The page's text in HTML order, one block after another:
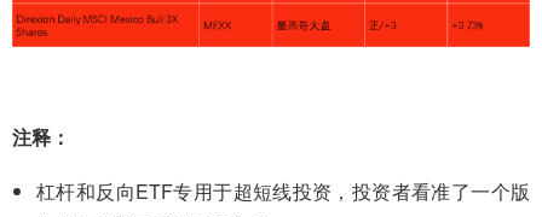
注释：
杠杆和反向ETF专用于超短线投资，投资者看准了一个版